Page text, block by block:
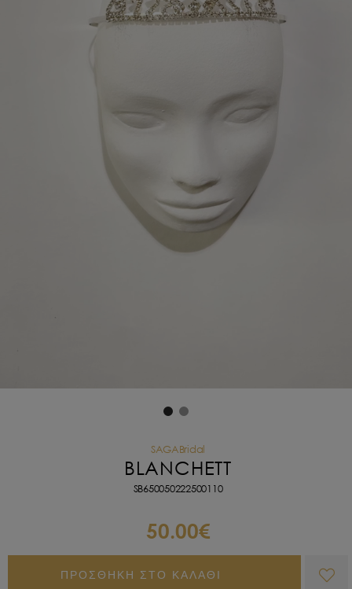
SAGABridal
BLANCHETT
SB650050222500110
50.00€
ΠΡΟΣΘΗΚΗ ΣΤΟ ΚΑΛΑΘΙ